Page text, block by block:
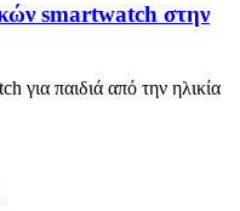
smartwatch στην
για παιδιά από την ηλικία